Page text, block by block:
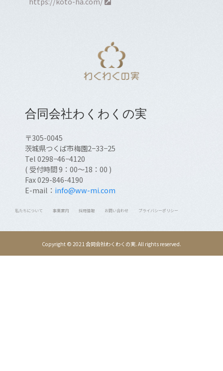
合同会社わくわくの実
〒305-0045
茨城県つくば市梅園2−33−25
Tel 0298−46−4120
( 受付時間 9：00～18：00 )
Fax 029-846-4190
E-mail： info@ww-mi.com
私たちについて 事業案内 採用情報 お問い合わせ プライバシーポリシー
Copyright © 2021合同会社わくわくの実. All rights reserved.